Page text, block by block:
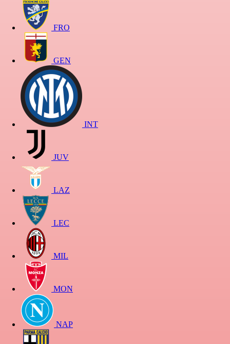
FRO
GEN
INT
JUV
LAZ
LEC
MIL
MON
NAP